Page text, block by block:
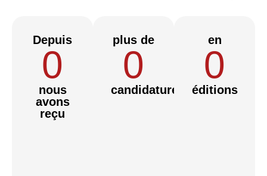
Depuis
0
nous
avons
reçu
plus de
0
candidatures
en
0
éditions